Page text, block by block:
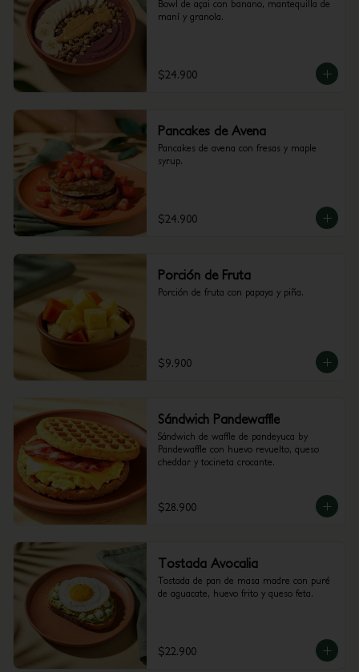
Bowl de açai con banano, mantequilla de
maní y granola.
$24.900
Pancakes de Avena
Pancakes de avena con fresas y maple
syrup.
$24.900
Porción de Fruta
Porción de fruta con papaya y piña.
$9.900
Sándwich Pandewaffle
Sándwich de waffle de pandeyuca by
Pandewaffle con huevo revuelto, queso
cheddar y tocineta crocante.
$28.900
Tostada Avocalia
Tostada de pan de masa madre con puré
de aguacate, huevo frito y queso feta.
$22.900